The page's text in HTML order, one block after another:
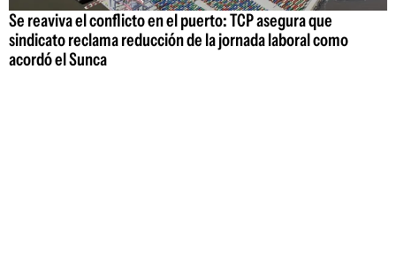
Se reaviva el conflicto en el puerto: TCP asegura que
sindicato reclama reducción de la jornada laboral como
acordó el Sunca